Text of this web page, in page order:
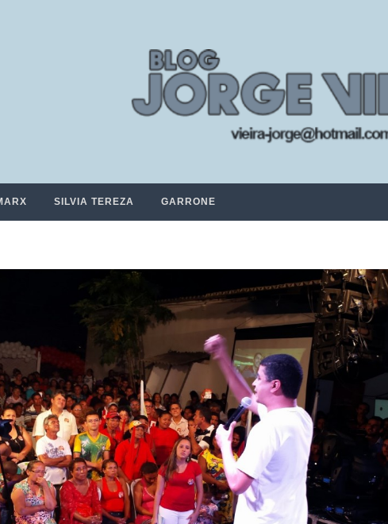
SILVIA TEREZA GARRONE